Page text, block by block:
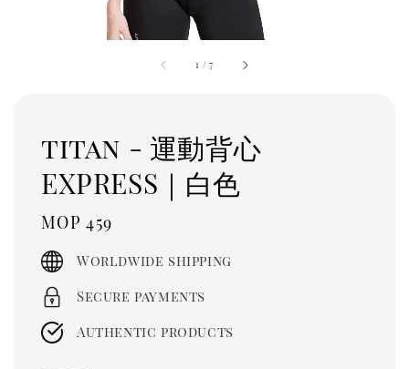
1 /7
titan - 運動背心
EXPRESS｜白色
Regular
price
MOP 459
Worldwide shipping
Secure payments
Authentic products